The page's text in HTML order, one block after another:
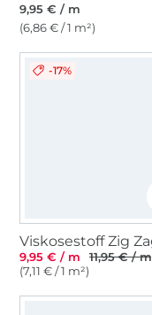
9,95 € / m
(6,86 € / 1 m²)
-17%
9,95 € / m
11,95 € / m
(7,11 € / 1 m²)